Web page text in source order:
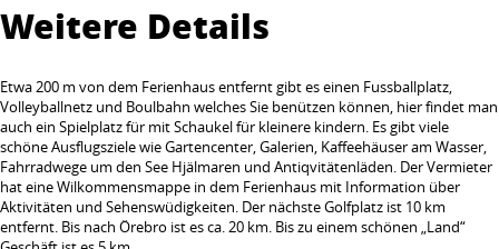
Weitere Details
Etwa 200 m von dem Ferienhaus entfernt gibt es einen Fussballplatz,
Volleyballnetz und Boulbahn welches Sie benützen können, hier findet man
auch ein Spielplatz für mit Schaukel für kleinere kindern. Es gibt viele
schöne Ausflugsziele wie Gartencenter, Galerien, Kaffeehäuser am Wasser,
Fahrradwege um den See Hjälmaren und Antiqvitätenläden. Der Vermieter
hat eine Wilkommensmappe in dem Ferienhaus mit Information über
Aktivitäten und Sehenswüdigkeiten. Der nächste Golfplatz ist 10 km
entfernt. Bis nach Örebro ist es ca. 20 km. Bis zu einem schönen „Land“